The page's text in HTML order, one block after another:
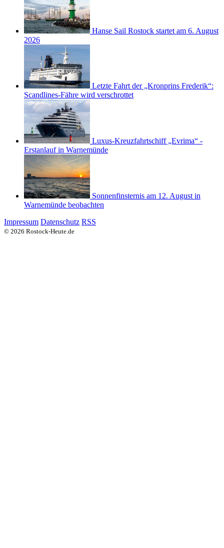
Hanse Sail Rostock startet am 6. August
2026
Letzte Fahrt der „Kronprins Frederik“:
Scandlines-Fähre wird verschrottet
Luxus-Kreuzfahrtschiff „Evrima“ -
Erstanlauf in Warnemünde
Sonnenfinsternis am 12. August in
Warnemünde beobachten
Impressum Datenschutz RSS
© 2026 Rostock-Heute.de